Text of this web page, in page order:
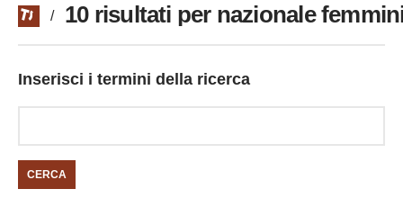
/ 10 risultati per nazionale
Inserisci i termini della ricerca
CERCA